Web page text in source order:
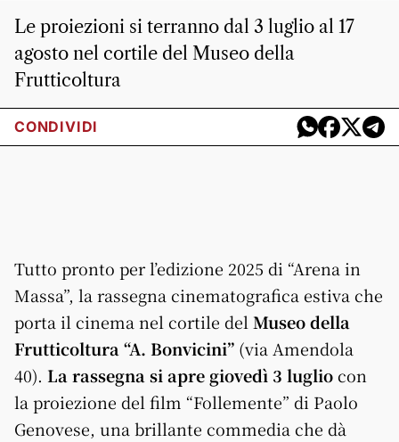
Le proiezioni si terranno dal 3 luglio al 17
agosto nel cortile del Museo della
Frutticoltura
CONDIVIDI
Tutto pronto per l’edizione 2025 di “Arena in
Massa”, la rassegna cinematografica estiva che
porta il cinema nel cortile del Museo della
Frutticoltura “A. Bonvicini” (via Amendola
40). La rassegna si apre giovedì 3 lugliocon
la proiezione del film “Follemente” di Paolo
Genovese, una brillante commedia che dà